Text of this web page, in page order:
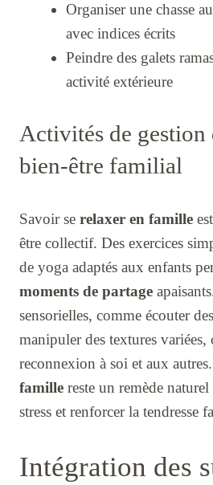
Organiser une chasse
avec indices écrits
Peindre des galets
activité extérieure
Activités de gestion
bien-être familial
Savoir se relaxer en famille
être collectif. Des exercices
de yoga adaptés aux enfants
moments de partage
sensorielles, comme écouter
manipuler des textures
reconnexion à soi et aux
famille reste un remède
stress et renforcer la tendresse
Intégration des